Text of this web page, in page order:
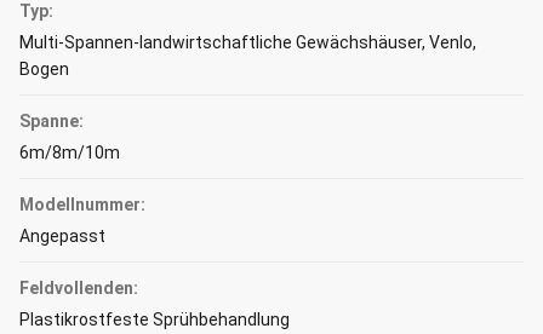
Typ:
Multi-Spannen-landwirtschaftliche Gewächshäuser, Venlo,
Bogen
Spanne:
6m/8m/10m
Modellnummer:
Angepasst
Feldvollenden:
Plastikrostfeste Sprühbehandlung